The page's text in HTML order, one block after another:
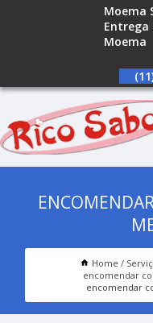
Moema
Entrega
Moema
Home
encomendar
encomendar